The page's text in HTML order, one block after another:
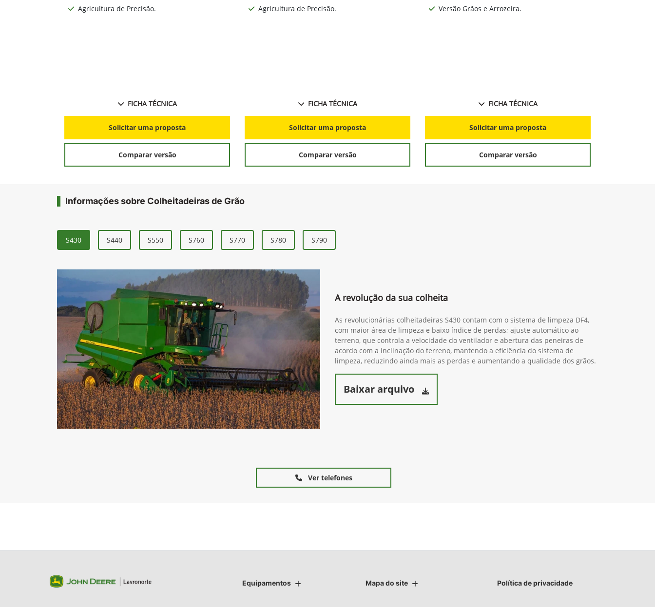
Agricultura de Precisão.
FICHA TÉCNICA
Solicitar uma proposta
Comparar versão
Agricultura de Precisão.
FICHA TÉCNICA
Solicitar uma proposta
Comparar versão
Versão Grãos e Arrozeira.
FICHA TÉCNICA
Solicitar uma proposta
Comparar versão
Informações sobre Colheitadeiras de Grão
S430 S440 S550 S760 S770 S780 S790
A revolução da sua colheita
As revolucionárias colheitadeiras S430 contam com o sistema de limpeza DF4,
com maior área de limpeza e baixo índice de perdas; ajuste automático ao
terreno, que controla a velocidade do ventilador e abertura das peneiras de
acordo com a inclinação do terreno, mantendo a eficiência do sistema de
limpeza, reduzindo ainda mais as perdas e aumentando a qualidade dos grãos.
Baixar arquivo
Ver telefones
Equipamentos Mapa do site Política de privacidade